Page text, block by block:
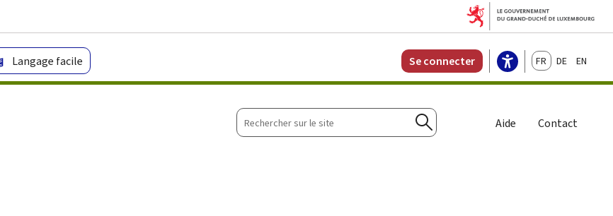
Langage facile Se connecter FrançaisDeutschEnglish
Rechercher
sur
Rechercher
Aide Contact